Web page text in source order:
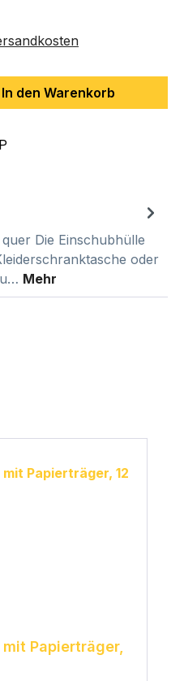
den
In den Warenkorb
Die Einschubhülle
oder
Mehr
Papierträger,